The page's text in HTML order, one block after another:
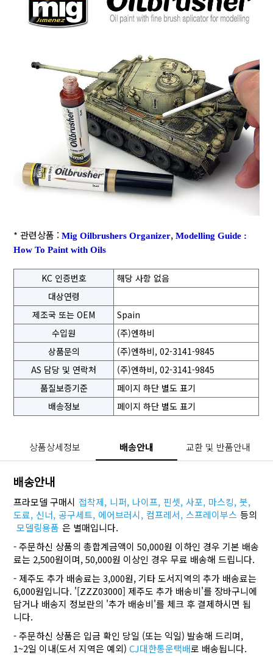
* 관련상품 :Mig Oilbrushers Organizer,Modelling Guide :
How To Paint with Oils
KC 인증번호
해당 사항 없음
대상연령
제조국 또는 OEM
Spain
수입원
(주)엔하비
상품문의
(주)엔하비, 02-3141-9845
AS 담당 및 연락처
(주)엔하비, 02-3141-9845
품질보증기준
페이지 하단 별도 표기
배송정보
페이지 하단 별도 표기
상품상세정보 배송안내 교환 및 반품안내
배송안내
프라모델 구매시 접착제, 니퍼, 나이프, 핀셋, 사포, 마스킹, 붓,
도료, 신너, 공구세트, 에어브러시, 컴프레서, 스프레이부스 등의
모델링용품 은 별매입니다.
- 주문하신 상품의 총합계금액이 50,000원 이하인 경우 기본 배송
료는 2,500원이며, 50,000원 이상인 경우 무료 배송해 드립니다.
- 제주도 추가 배송료는 3,000원, 기타 도서지역의 추가 배송료는
6,000원입니다. '[ZZZ03000] 제주도 추가 배송비'를 장바구니에
담거나 배송지 정보란의 '추가 배송비'를 체크 후 결제하시면 됩
니다.
- 주문하신 상품은 입금 확인 당일 (또는 익일) 발송해 드리며,
1~2일 이내(도서 지역은 예외)CJ대한통운택배로 배송됩니다.